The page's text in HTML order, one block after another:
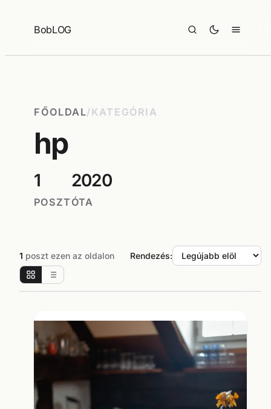
BobLOG
FŐOLDAL/KATEGÓRIA
hp
1
POSZT
2020
ÓTA
1 poszt ezen az oldalon Rendezés: